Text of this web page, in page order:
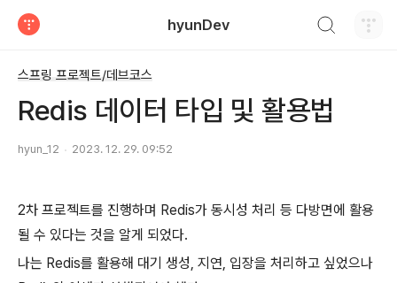
hyunDev
스프링 프로젝트/데브코스
Redis 데이터 타입 및 활용법
hyun_12 2023. 12. 29. 09:52
2차 프로젝트를 진행하며 Redis가 동시성 처리 등 다방면에 활용
될 수 있다는 것을 알게 되었다.
나는 Redis를 활용해 대기 생성, 지연, 입장을 처리하고 싶었으나